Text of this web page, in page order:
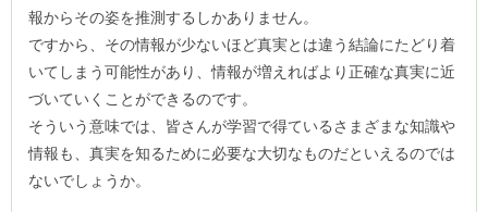
報からその姿を推測するしかありません。
ですから、その情報が少ないほど真実とは違う結論にたどり着
いてしまう可能性があり、情報が増えればより正確な真実に近
づいていくことができるのです。
そういう意味では、皆さんが学習で得ているさまざまな知識や
情報も、真実を知るために必要な大切なものだといえるのでは
ないでしょうか。